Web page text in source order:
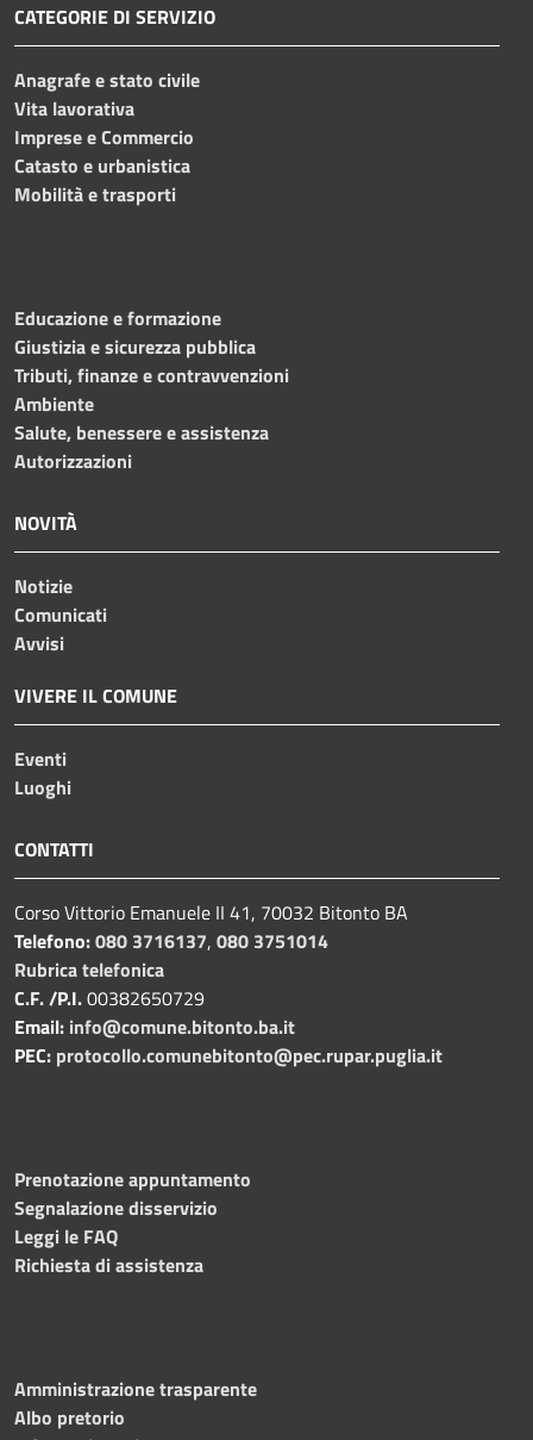
CATEGORIE DI SERVIZIO
Anagrafe e stato civile
Vita lavorativa
Imprese e Commercio
Catasto e urbanistica
Mobilità e trasporti
Educazione e formazione
Giustizia e sicurezza pubblica
Tributi, finanze e contravvenzioni
Ambiente
Salute, benessere e assistenza
Autorizzazioni
NOVITÀ
Notizie
Comunicati
Avvisi
VIVERE IL COMUNE
Eventi
Luoghi
CONTATTI
Corso Vittorio Emanuele II 41, 70032 Bitonto BA
Telefono:080 3716137, 080 3751014
Rubrica telefonica
C.F. /P.I.00382650729
Email: info@comune.bitonto.ba.it
PEC: protocollo.comunebitonto@pec.rupar.puglia.it
Prenotazione appuntamento
Segnalazione disservizio
Leggi le FAQ
Richiesta di assistenza
Amministrazione trasparente
Albo pretorio